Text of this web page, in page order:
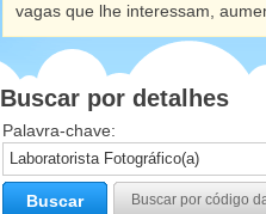
vagas que lhe interessam,
Buscar por detalhes
Palavra-chave:
Buscar Buscar por código